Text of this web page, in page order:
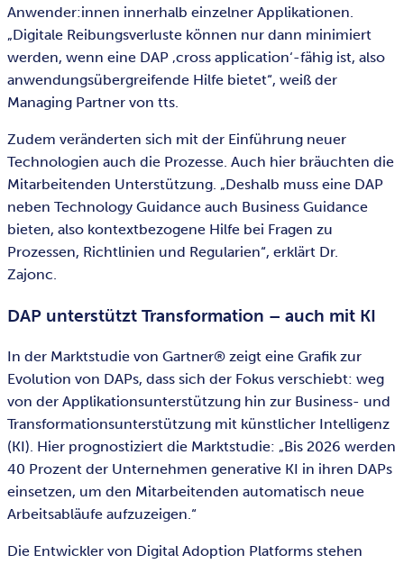
Anwender:innen innerhalb einzelner Applikationen.
„Digitale Reibungsverluste können nur dann minimiert
werden, wenn eine DAP ‚cross application‘-fähig ist, also
anwendungsübergreifende Hilfe bietet“, weiß der
Managing Partner von tts.
Zudem veränderten sich mit der Einführung neuer
Technologien auch die Prozesse. Auch hier bräuchten die
Mitarbeitenden Unterstützung. „Deshalb muss eine DAP
neben Technology Guidance auch Business Guidance
bieten, also kontextbezogene Hilfe bei Fragen zu
Prozessen, Richtlinien und Regularien“, erklärt Dr.
Zajonc.
DAP unterstützt Transformation – auch mit KI
In der Marktstudie von Gartner® zeigt eine Grafik zur
Evolution von DAPs, dass sich der Fokus verschiebt: weg
von der Applikationsunterstützung hin zur Business- und
Transformationsunterstützung mit künstlicher Intelligenz
(KI). Hier prognostiziert die Marktstudie: „Bis 2026 werden
40 Prozent der Unternehmen generative KI in ihren DAPs
einsetzen, um den Mitarbeitenden automatisch neue
Arbeitsabläufe aufzuzeigen.“
Die Entwickler von Digital Adoption Platforms stehen